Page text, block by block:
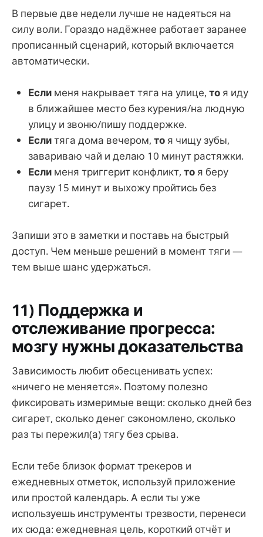
В первые две недели лучше не надеяться на
силу воли. Гораздо надёжнее работает заранее
прописанный сценарий, который включается
автоматически.
Если меня накрывает тяга на улице, то я иду
в ближайшее место без курения/на людную
улицу и звоню/пишу поддержке.
Еслитяга дома вечером, то я чищу зубы,
завариваю чай и делаю 10 минут растяжки.
Если меня триггерит конфликт, то я беру
паузу 15 минут и выхожу пройтись без
сигарет.
Запиши это в заметки и поставь на быстрый
доступ. Чем меньше решений в момент тяги —
тем выше шанс удержаться.
11) Поддержка и
отслеживание прогресса:
мозгу нужны доказательства
Зависимость любит обесценивать успех:
«ничего не меняется». Поэтому полезно
фиксировать измеримые вещи: сколько дней без
сигарет, сколько денег сэкономлено, сколько
раз ты пережил(а) тягу без срыва.
Если тебе близок формат трекеров и
ежедневных отметок, используй приложение
или простой календарь. А если ты уже
используешь инструменты трезвости, перенеси
их сюда: ежедневная цель, короткий отчёт и